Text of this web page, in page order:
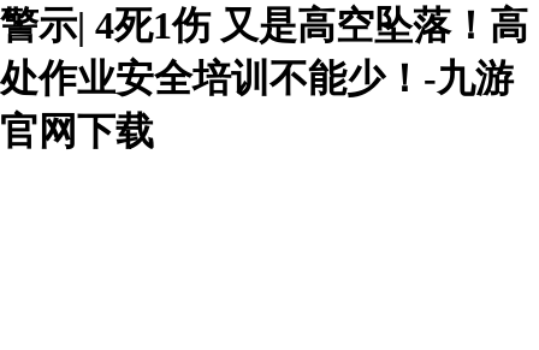
警示| 4死1伤 又是高空坠落！高
处作业安全培训不能少！-九游
官网下载